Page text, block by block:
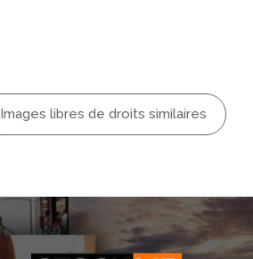
Images libres de droits similaires